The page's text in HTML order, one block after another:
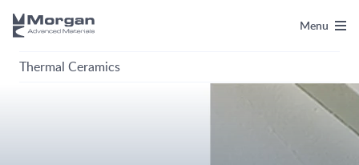
Thermal Ceramics
Menu